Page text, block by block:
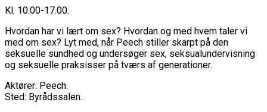
Kl. 10.00-17.00.
Hvordan har vi lært om sex? Hvordan og med hvem taler vi
med om sex? Lyt med, når Peech stiller skarpt på den
seksuelle sundhed og undersøger sex, seksualundervisning
og seksuelle praksisser på tværs af generationer.
Aktører: Peech.
Sted: Byrådssalen.